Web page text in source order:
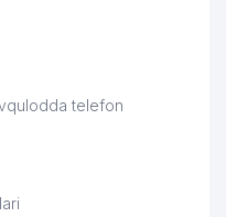
telefon